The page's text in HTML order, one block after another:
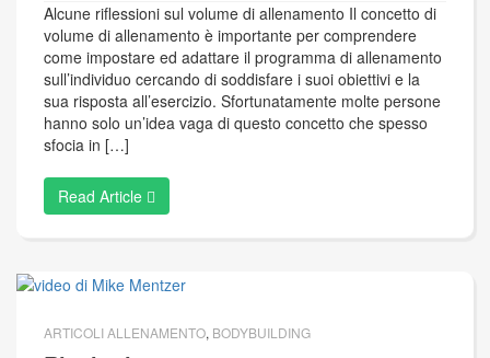
Alcune riflessioni sul volume di allenamento Il concetto di
volume di allenamento è importante per comprendere
come impostare ed adattare il programma di allenamento
sull’individuo cercando di soddisfare i suoi obiettivi e la
sua risposta all’esercizio. Sfortunatamente molte persone
hanno solo un’idea vaga di questo concetto che spesso
sfocia in […]
Read Article
ARTICOLI ALLENAMENTO, BODYBUILDING